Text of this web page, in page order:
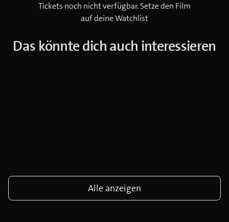
Tickets noch nicht verfügbar. Setze den Film
auf deine Watchlist
Das könnte dich auch interessieren
Alle anzeigen